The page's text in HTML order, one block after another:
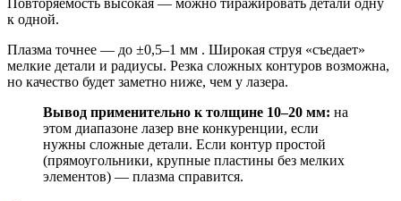
Повторяемость высокая — можно тиражировать детали одну
к одной.
Плазма точнее — до ±0,5–1 мм . Широкая струя «съедает»
мелкие детали и радиусы. Резка сложных контуров возможна,
но качество будет заметно ниже, чем у лазера.
Вывод применительно к толщине 10–20 мм: на
этом диапазоне лазер вне конкуренции, если
нужны сложные детали. Если контур простой
(прямоугольники, крупные пластины без мелких
элементов) — плазма справится.